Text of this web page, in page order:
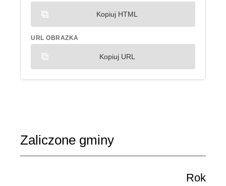
Kopiuj HTML
URL OBRAZKA
Kopiuj URL
Zaliczone gminy
Rok